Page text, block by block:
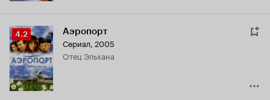
Рейтинг
Кинопоиска
4.2
4.2 Аэропорт
Сериал, 2005
отец Эльхана